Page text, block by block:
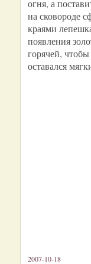
огня, а
на сковороде
краями
появления
горячей, чтобы
оставался
2007-10-18